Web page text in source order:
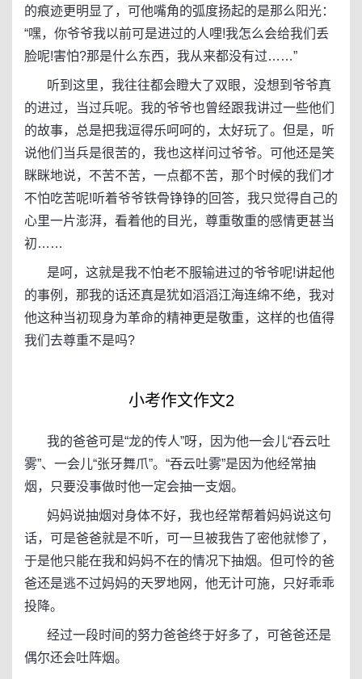
的痕迹更明显了，可他嘴角的弧度扬起的是那么阳光：
“嘿，你爷爷我以前可是进过的人哩!我怎么会给我们丢
脸呢!害怕?那是什么东西，我从来都没有过……”
听到这里，我往往都会瞪大了双眼，没想到爷爷真
的进过，当过兵呢。我的爷爷也曾经跟我讲过一些他们
的故事，总是把我逗得乐呵呵的，太好玩了。但是，听
说他们当兵是很苦的，我也这样问过爷爷。可他还是笑
眯眯地说，不苦不苦，一点都不苦，那个时候的我们才
不怕吃苦呢!听着爷爷铁骨铮铮的回答，我只觉得自己的
心里一片澎湃，看着他的目光，尊重敬重的感情更甚当
初……
是呵，这就是我不怕老不服输进过的爷爷呢!讲起他
的事例，那我的话还真是犹如滔滔江海连绵不绝，我对
他这种当初现身为革命的精神更是敬重，这样的也值得
我们去尊重不是吗?
小考作文作文2
我的爸爸可是“龙的传人”呀，因为他一会儿“吞云吐
雾”、一会儿“张牙舞爪”。“吞云吐雾”是因为他经常抽
烟，只要没事做时他一定会抽一支烟。
妈妈说抽烟对身体不好，我也经常帮着妈妈说这句
话，可是爸爸就是不听，可一旦被我告了密他就惨了，
于是他只能在我和妈妈不在的情况下抽烟。但可怜的爸
爸还是逃不过妈妈的天罗地网，他无计可施，只好乖乖
投降。
经过一段时间的努力爸爸终于好多了，可爸爸还是
偶尔还会吐阵烟。